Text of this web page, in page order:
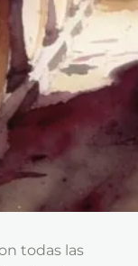
todas las